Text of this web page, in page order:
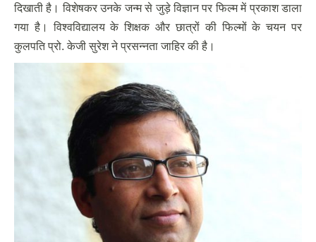
दिखाती है। विशेषकर उनके जन्म से जुड़े विज्ञान पर फिल्म में प्रकाश डाला
गया है। विश्वविद्यालय के शिक्षक और छात्रों की फिल्मों के चयन पर
कुलपति प्रो. केजी सुरेश ने प्रसन्नता जाहिर की है।